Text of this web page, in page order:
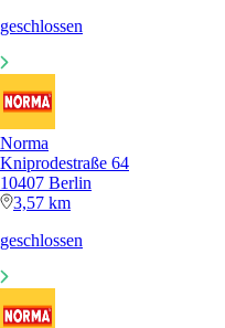
geschlossen
Norma
Kniprodestraße 64
10407 Berlin
3,57 km
geschlossen